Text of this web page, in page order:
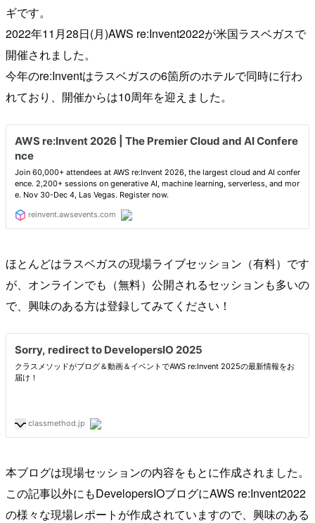
ギです。
2022年11月28日(月)AWS re:Invent2022が米国ラスベガスで
開催されました。
今年のre:Inventはラスベガスの6箇所のホテルで同時に行わ
れており、開催からは10周年を迎えました。
ほとんどはラスベガスの現場ライブセッション（有料）です
が、オンラインでも（無料）公開されるセッションも多いの
で、興味のある方は登録してみてください！
本ブログは現場セッションの内容をもとに作成されました。
この記事以外にもDevelopersIOブログにAWS re:Invent2022
の様々な現場レポートが作成されていますので、興味のある